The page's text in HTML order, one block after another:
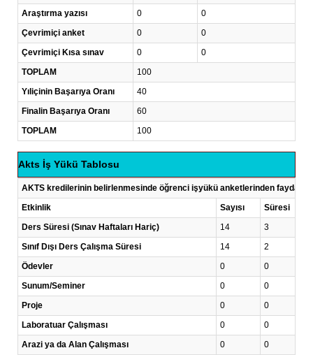
Araştırma yazısı
0
0
Çevrimiçi anket
0
0
Çevrimiçi Kısa sınav
0
0
TOPLAM
100
Yıliçinin Başarıya Oranı
40
Finalin Başarıya Oranı
60
TOPLAM
100
Akts İş Yükü Tablosu
AKTS kredilerinin belirlenmesinde öğrenci işyükü anketlerinden
Etkinlik
Sayısı Süresi
Ders Süresi (Sınav Haftaları Hariç)
14 3
Sınıf Dışı Ders Çalışma Süresi
14 2
Ödevler
0 0
Sunum/Seminer
0 0
Proje
0 0
Laboratuar Çalışması
0 0
Arazi ya da Alan Çalışması
0 0